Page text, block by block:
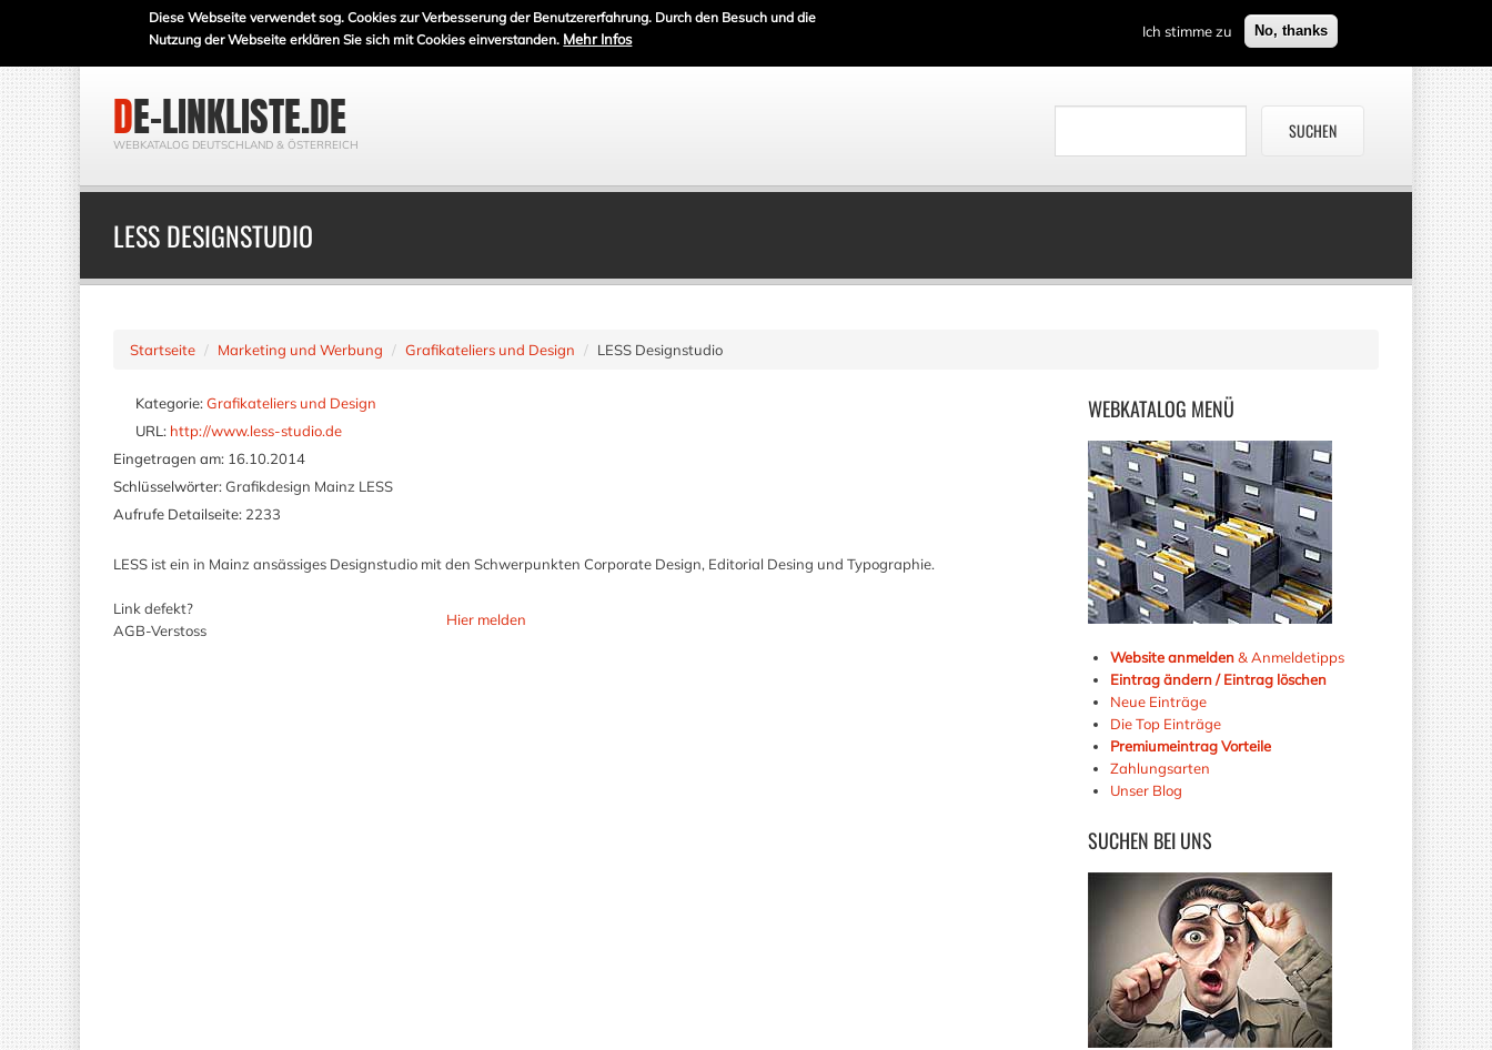
Diese Webseite verwendet sog. Cookies zur Verbesserung der Benutzererfahrung. Durch den Besuch und die
Nutzung der Webseite erklären Sie sich mit Cookies einverstanden. Mehr Infos Ich stimme zu No, thanks
DE-LINKLISTE.DE
WEBKATALOG DEUTSCHLAND & ÖSTERREICH
LESS DESIGNSTUDIO
Startseite Marketing und Werbung Grafikateliers und Design LESS Designstudio
WEBKATALOG MENÜ
Website anmelden& Anmeldetipps
Eintrag ändern / Eintrag löschen
Neue Einträge
Die Top Einträge
Premiumeintrag Vorteile
Zahlungsarten
Unser Blog
SUCHEN BEI UNS
Kategorie: Grafikateliers und Design
URL: http://www.less-studio.de
Eingetragen am: 16.10.2014
Schlüsselwörter: Grafikdesign Mainz LESS
Aufrufe Detailseite: 2233
LESS ist ein in Mainz ansässiges Designstudio mit den Schwerpunkten Corporate Design, Editorial Desing und Typographie.
Link defekt?
AGB-Verstoss
Hier melden